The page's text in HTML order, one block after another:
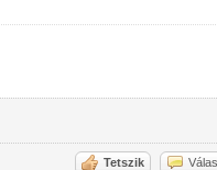
Tetszik